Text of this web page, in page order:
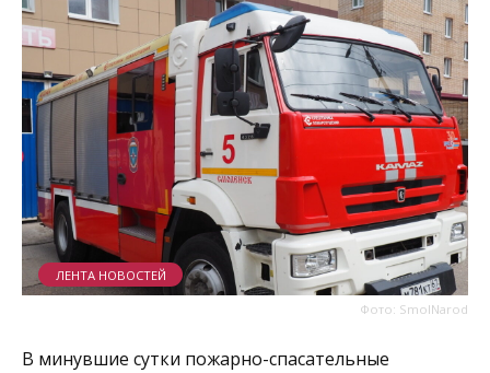
Фото: SmolNarod
ЛЕНТА НОВОСТЕЙ
В минувшие сутки пожарно-спасательные